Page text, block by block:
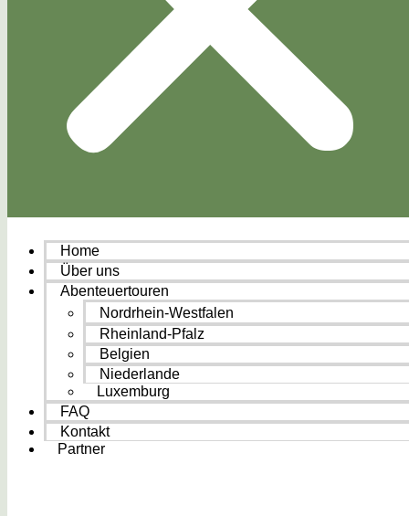
Home
Über uns
Abenteuertouren
Nordrhein-Westfalen
Rheinland-Pfalz
Belgien
Niederlande
Luxemburg
FAQ
Kontakt
Partner